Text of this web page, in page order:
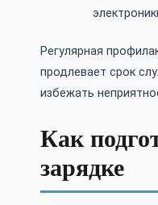
Регулярная
продлевает срок
избежать
Как
зарядке